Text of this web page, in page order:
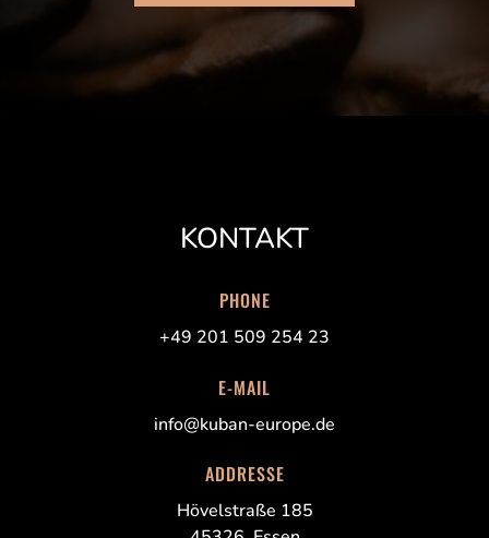
KONTAKT
PHONE
+49 201 509 254 23
E-MAIL
info@kuban-europe.de
ADDRESSE
Hövelstraße 185